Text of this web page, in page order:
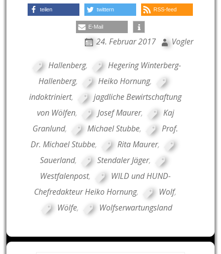
teilen twittern RSS-feed
E-Mail
24. Februar 2017 Vogler
Hallenberg,
Hegering Winterberg-
Hallenberg, Heiko Hornung,
indoktriniert,
jagdliche Bewirtschaftung
von Wölfen, Josef Maurer,
Kaj
Granlund, Michael Stubbe,
Prof.
Dr. Michael Stubbe, Rita Maurer,
Sauerland, Stendaler Jäger,
Westfalenpost,
WILD und HUND-
Chefredakteur Heiko Hornung, Wolf,
Wölfe, Wolfserwartungsland